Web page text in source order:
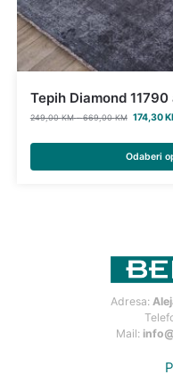
Tepih Diamond
249,00KM – 669,00KM 174,30
Odaberi
Adresa:
Mail: